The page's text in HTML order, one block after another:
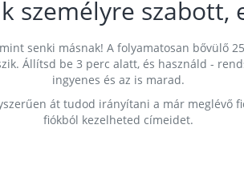
személyre szabott,
senki másnak! A folyamatosan bővülő
Állítsd be 3 perc alatt, és használd -
ingyenes és az is marad.
át tudod irányítani a már meglévő
fiókból kezelheted címeidet.